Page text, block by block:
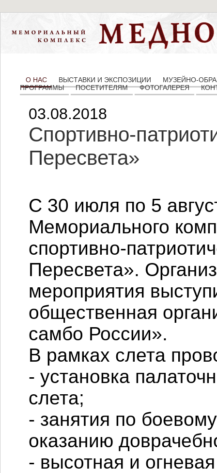
О НАС ВЫСТАВКИ И ЭКСПОЗИЦИИ
МУЗЕЙНО-
ПРОГРАММЫ
ПОСЕТИТЕЛЯМ ФОТОГАЛЕРЕЯ
03.08.2018
Спортивно-
Пересвета»
С 30 июля по 5
Мемориального
спортивно-
Пересвета».
мероприятия
общественная
самбо России».
В рамках слета
- установка
слета;
- занятия по
оказанию
- высотная и